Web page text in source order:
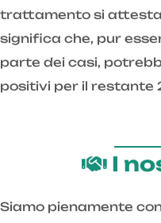
trattamento si attesta
significa che, pur
parte dei casi,
positivi per il restante
I
Siamo pienamente